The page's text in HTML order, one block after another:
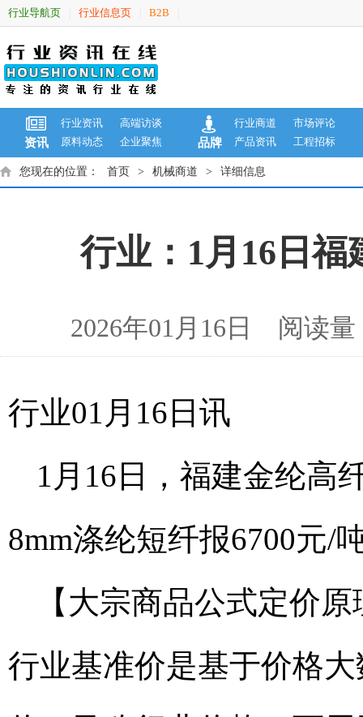
行业导航页 行业信息页 B2B
资讯
行业资讯
高端访谈
原料动态
企业聚焦 品牌
行业商道
市场评论
产品资讯
工程招标
您现在的位置： 首页 > 机械商道 > 详细信息
行业：1月16日
2026年01月16日 阅读
行业01月16日讯
1月16日，福建金纶高
8mm涤纶短纤报6700元/
【大宗商品公式定价
行业基准价是基于价格